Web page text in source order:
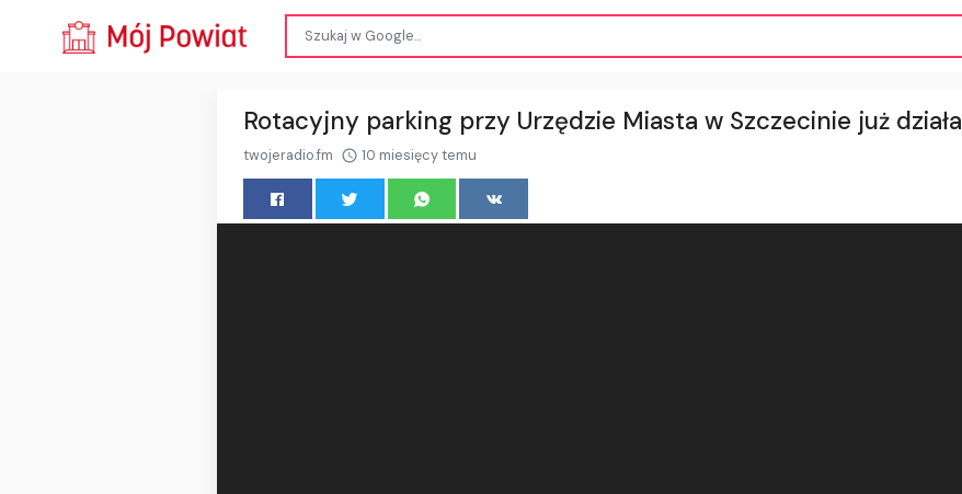
Rotacyjny parking przy Urzędzie Miasta w Szczecinie już działa
twojeradio.fm 10 miesięcy temu